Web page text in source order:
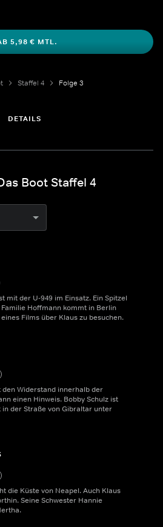
5,98 € MTL.
Staffel 4 Folge 3
DETAILS
Boot Staffel 4
mit der U-949 im Einsatz. Ein Spitzel
Hoffmann kommt in Berlin
Films über Klaus zu besuchen.
Widerstand innerhalb der
einen Hinweis. Bobby Schulz ist
in der Straße von Gibraltar unter
die Küste von Neapel. Auch Klaus
Seine Schwester Hannie